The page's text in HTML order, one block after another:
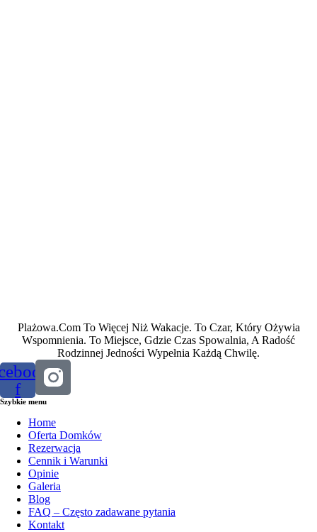
Plażowa.Com To Więcej Niż Wakacje. To Czar, Który Ożywia
Wspomnienia. To Miejsce, Gdzie Czas Spowalnia, A Radość
Rodzinnej Jedności Wypełnia Każdą Chwilę.
f
Szybkie menu
Home
Oferta Domków
Rezerwacja
Cennik i Warunki
Opinie
Galeria
Blog
FAQ – Często zadawane pytania
Kontakt